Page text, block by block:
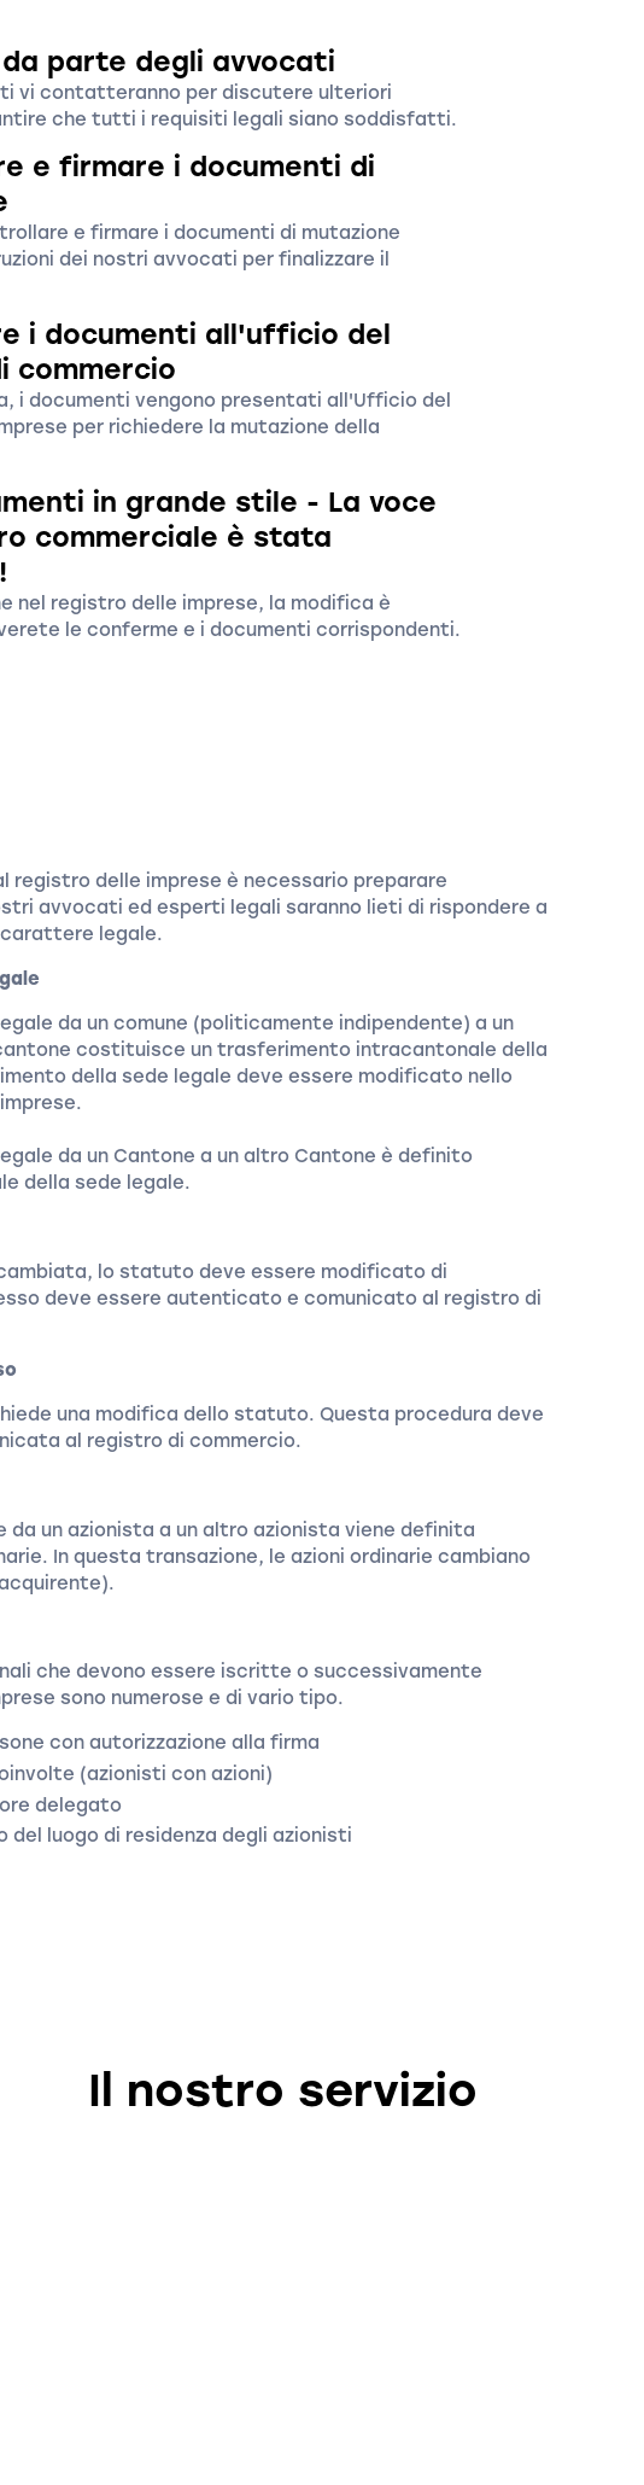
parte degli avvocati
vi contatteranno per discutere ulteriori
che tutti i requisiti legali siano soddisfatti.
e firmare i documenti di
e firmare i documenti di mutazione
dei nostri avvocati per finalizzare il
i documenti all'ufficio del
commercio
i documenti vengono presentati all'Ufficio del
per richiedere la mutazione della
in grande stile - La voce
commerciale è stata
nel registro delle imprese, la modifica è
le conferme e i documenti corrispondenti.
registro delle imprese è necessario preparare
avvocati ed esperti legali saranno lieti di rispondere a
legale.
da un comune (politicamente indipendente) a un
costituisce un trasferimento intracantonale della
della sede legale deve essere modificato nello
da un Cantone a un altro Cantone è definito
della sede legale.
lo statuto deve essere modificato di
deve essere autenticato e comunicato al registro di
una modifica dello statuto. Questa procedura deve
al registro di commercio.
da un azionista a un altro azionista viene definita
In questa transazione, le azioni ordinarie cambiano
che devono essere iscritte o successivamente
sono numerose e di vario tipo.
con autorizzazione alla firma
(azionisti con azioni)
delegato
del luogo di residenza degli azionisti
Il nostro servizio